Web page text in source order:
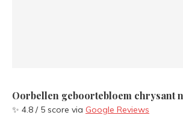
Oorbellen geboortebloem chrysant
✨ 4.8 / 5 score via Google Reviews